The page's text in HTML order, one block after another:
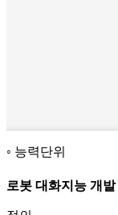
능력단위
로봇 대화지능 개발